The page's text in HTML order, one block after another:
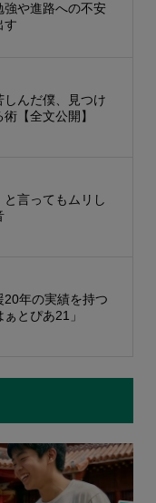
や進路への不安
す
んだ僕、見つけ
【全文公開】
言ってもムリし
年の実績を持つ
とぴあ21」